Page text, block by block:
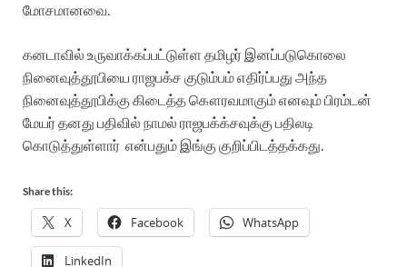
மோசமானவை.
கனடாவில் உருவாக்கப்பட்டுள்ள தமிழர் இனப்படுகொலை
நினைவுத்தூபியை ராஜபக்ச குடும்பம் எதிர்ப்பது அந்த
நினைவுத்தூபிக்கு கிடைத்த கௌரவமாகும் எனவும் பிரம்டன்
மேயர் தனது பதிவில் நாமல் ராஜபக்க்சவுக்கு பதிலடி
கொடுத்துள்ளார் என்பதும் இங்கு குறிப்பிடத்தக்கது.
Share this:
X Facebook WhatsApp
LinkedIn